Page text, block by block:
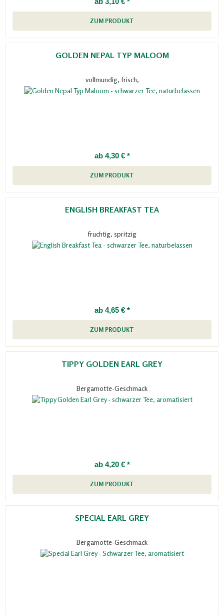
ZUM PRODUKT
GOLDEN NEPAL TYP MALOOM
vollmundig, frisch,
ab 4,30 € *
ZUM PRODUKT
ENGLISH BREAKFAST TEA
fruchtig, spritzig
ab 4,65 € *
ZUM PRODUKT
TIPPY GOLDEN EARL GREY
Bergamotte-Geschmack
ab 4,20 € *
ZUM PRODUKT
SPECIAL EARL GREY
Bergamotte-Geschmack